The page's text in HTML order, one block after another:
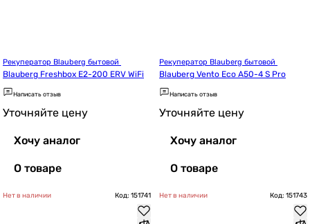
Blauberg Freshbox E2-200 ERV WiFi
Написать отзыв
Уточняйте цену
Хочу аналог
О товаре
Blauberg Vento Eco A50-4 S Pro
Написать отзыв
Уточняйте цену
Хочу аналог
О товаре
Нет в наличии Код: 151741 Нет в наличии Код: 151743